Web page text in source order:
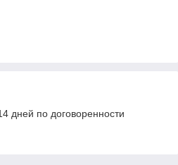
дней по договоренности